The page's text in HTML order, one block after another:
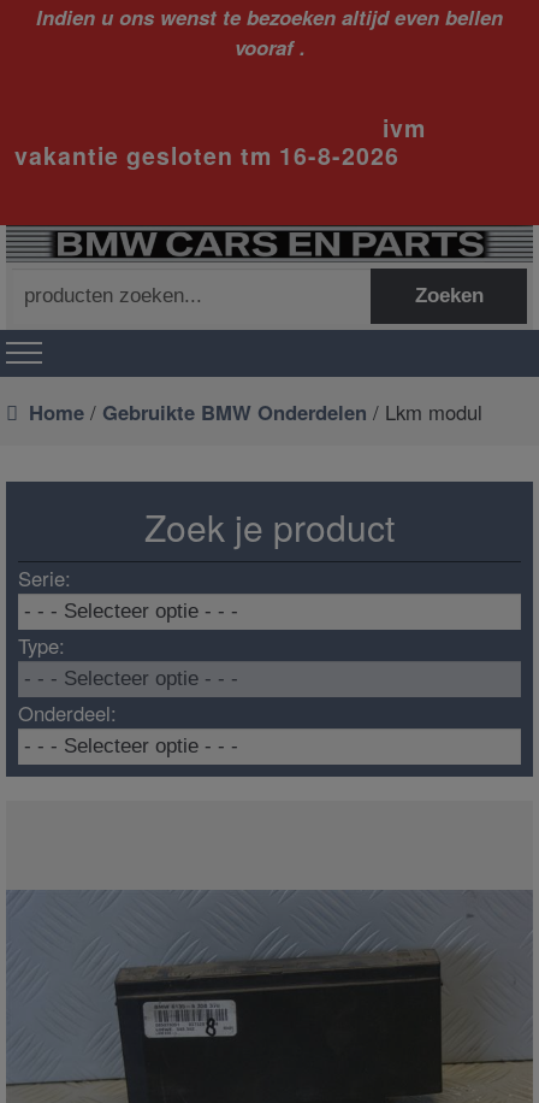
Indien u ons wenst te bezoeken altijd even bellen
vooraf .
ivm
vakantie gesloten tm 16-8-2026
naar:
Zoeken
Home / Gebruikte BMW Onderdelen / Lkm modul
Zoek je product
Serie:
Type:
Onderdeel: